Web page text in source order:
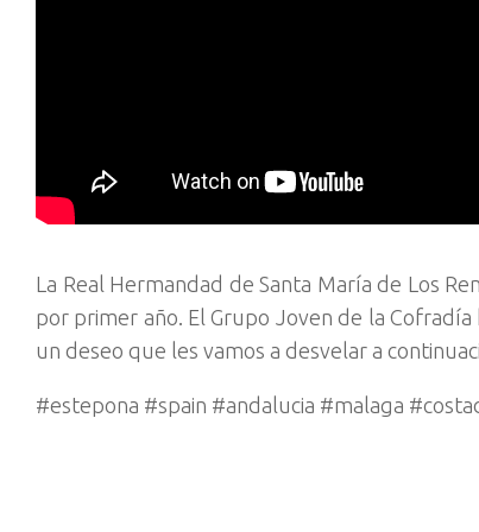
La Real Hermandad de Santa María de Los
por primer año. El Grupo Joven de la
un deseo que les vamos a desvelar a
#estepona #spain #andalucia #malaga